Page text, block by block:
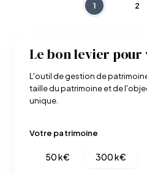
1 2
Le bon levier
L'outil de gestion de
taille du patrimoine et de
unique.
Votre patrimoine
50 k€ 300 k€